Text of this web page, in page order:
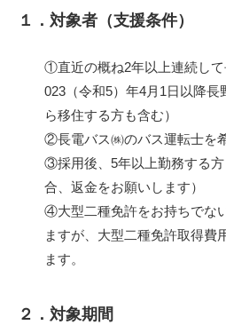
１．対象者（支援条件）
①直近の概ね2年以上連続し
023（令和5）年4月1日以降
ら移住する方も含む）
②長電バス㈱のバス運転士を
③採用後、5年以上勤務する
合、返金をお願いします）
④大型二種免許をお持ちでな
ますが、大型二種免許取得費
ます。
２．対象期間